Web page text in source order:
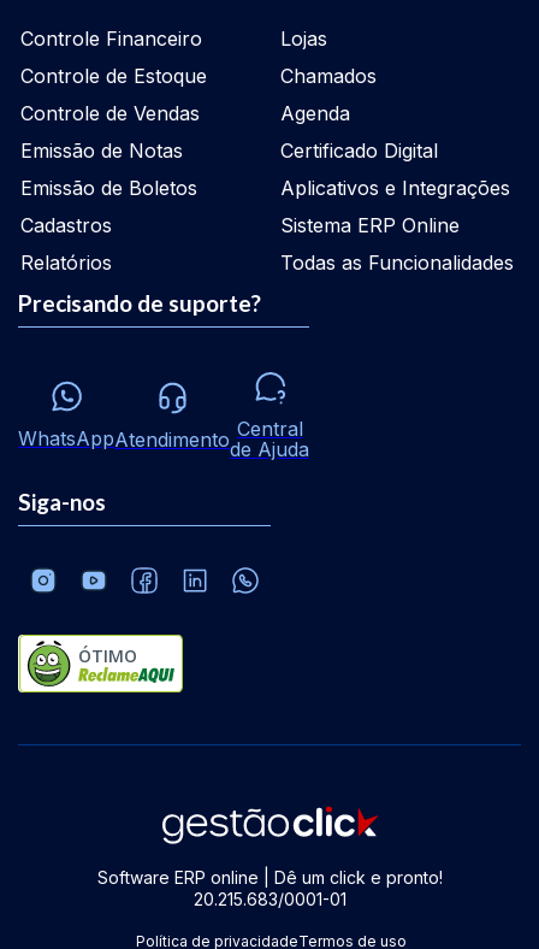
Controle Financeiro
Controle de Estoque
Controle de Vendas
Emissão de Notas
Emissão de Boletos
Cadastros
Relatórios
Lojas
Chamados
Agenda
Certificado Digital
Aplicativos e Integrações
Sistema ERP Online
Todas as Funcionalidades
Precisando de suporte?
WhatsAppAtendimento Central
de Ajuda
Siga-nos
ÓTIMO
Software ERP online | Dê um click e pronto!
20.215.683/0001-01
Política de privacidadeTermos de uso